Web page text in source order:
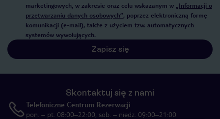
marketingowych, w zakresie oraz celu wskazanym w „Informacji o
przetwarzaniu danych osobowych”, poprzez elektroniczną formę
komunikacji (e-mail), także z użyciem tzw. automatycznych
systemów wywołujących.
Zapisz się
Skontaktuj się z nami
Telefoniczne Centrum Rezerwacji
pon. – pt. 08:00–22:00, sob. – niedz. 09:00–21:00